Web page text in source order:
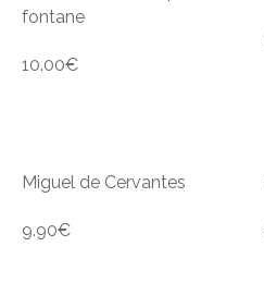
fontane
10.00€
Miguel de Cervantes
9.90€